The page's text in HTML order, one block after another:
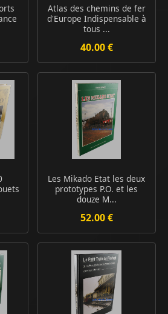
Atlas des chemins de fer
d'Europe Indispensable à
tous ...
40.00 €
Les Mikado Etat les deux
prototypes P.O. et les
douze M...
52.00 €